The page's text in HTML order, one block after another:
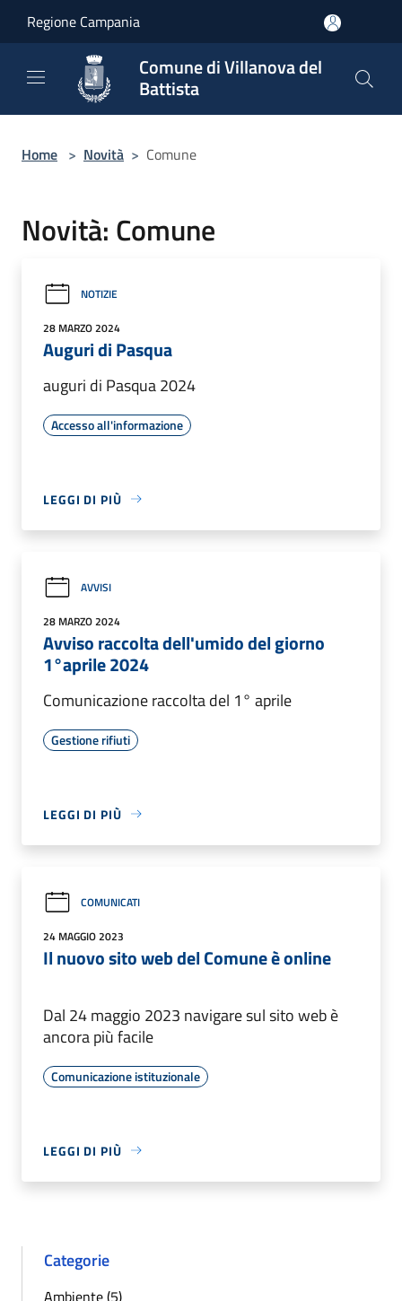
Regione Campania
Comune di Villanova del
Battista
Home > Novità > Comune
Novità: Comune
NOTIZIE
28 MARZO 2024
Auguri di Pasqua
auguri di Pasqua 2024
Accesso all'informazione
LEGGI DI PIÙ
AVVISI
28 MARZO 2024
Avviso raccolta dell'umido del giorno
1°aprile 2024
Comunicazione raccolta del 1° aprile
Gestione rifiuti
LEGGI DI PIÙ
COMUNICATI
24 MAGGIO 2023
Il nuovo sito web del Comune è online
Dal 24 maggio 2023 navigare sul sito web è
ancora più facile
Comunicazione istituzionale
LEGGI DI PIÙ
Categorie
Ambiente (5)